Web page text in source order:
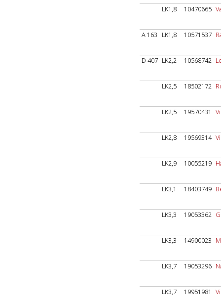
LK1,8 10470665
A 163 LK1,8 10571537
D 407 LK2,2 10568742
LK2,5 18502172
LK2,5 19570431
LK2,8 19569314
LK2,9 10055219
LK3,1 18403749
LK3,3 19053362
LK3,3 14900023
LK3,7 19053296
LK3,7 19951981